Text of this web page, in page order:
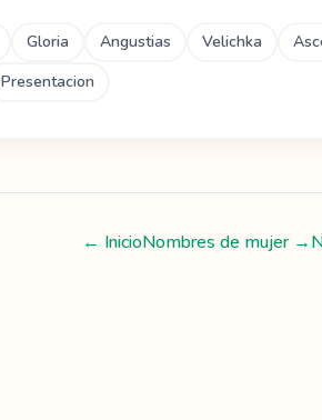
Gloria Angustias Velichka
Presentacion
← InicioNombres de mujer→